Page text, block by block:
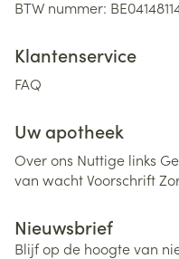
BTW nummer:
Klantenservice
FAQ
Uw apotheek
Over ons Nuttige links
van wachtVoorschrift
Nieuwsbrief
Blijf op de hoogte van